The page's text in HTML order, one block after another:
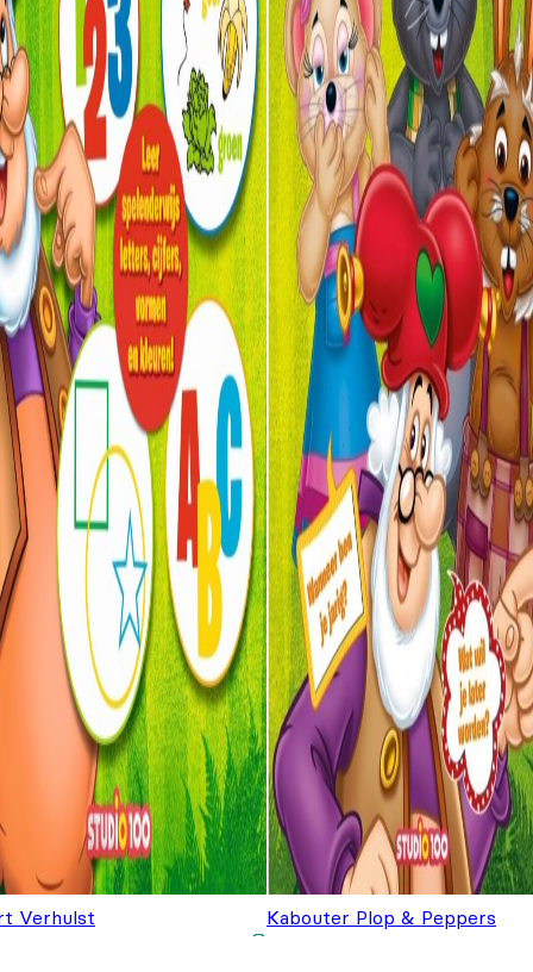
Verhulst
Kabouter Plop & Peppers